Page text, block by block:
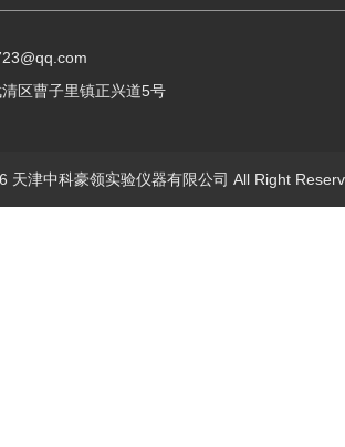
区曹子里镇正兴道5号
天津中科豪领实验仪器有限公司 All Right